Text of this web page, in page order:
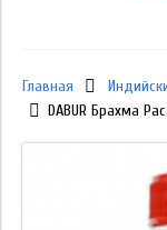
Главная
DABUR Брахма